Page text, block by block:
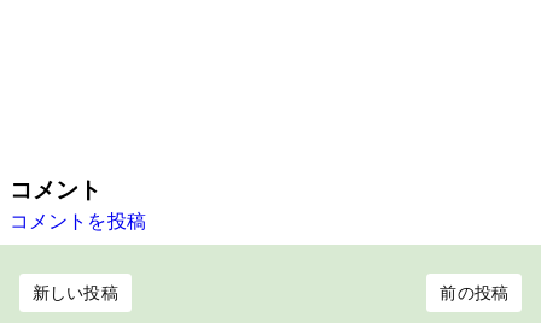
コメント
コメントを投稿
新しい投稿 前の投稿